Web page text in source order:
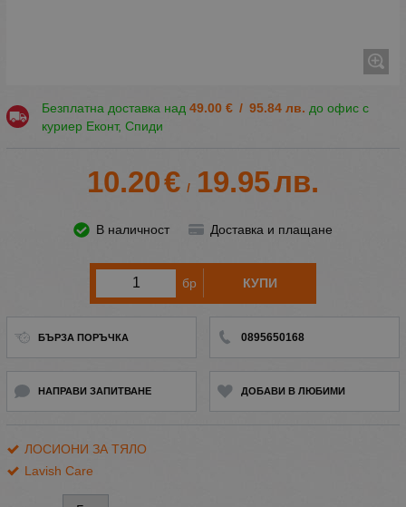
Безплатна доставка над 49.00 € / 95.84 лв. до офис с
куриер Еконт, Спиди
10.20€ / 19.95лв.
В наличност Доставка и плащане
бр КУПИ
БЪРЗА ПОРЪЧКА 0895650168
НАПРАВИ ЗАПИТВАНЕ ДОБАВИ В ЛЮБИМИ
ЛОСИОНИ ЗА ТЯЛО
Lavish Care